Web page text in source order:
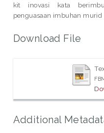
kit inovasi kata
penguasaan imbuhan murid
Download File
Additional